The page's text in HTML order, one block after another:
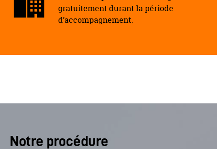
gratuitement durant la période
d’accompagnement.
Notre procédure